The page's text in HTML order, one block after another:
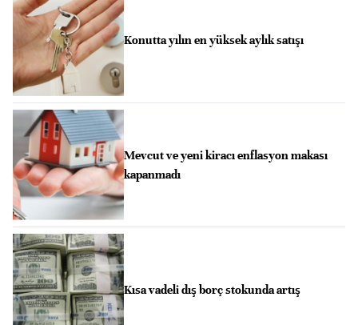
Konutta yılın en yüksek aylık satışı
Mevcut ve yeni kiracı enflasyon makası
kapanmadı
Kısa vadeli dış borç stokunda artış